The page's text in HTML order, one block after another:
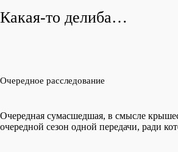
Какая-то делиба…
Очередное расследование
Очередная сумасшедшая, в смысле
очередной сезон одной передачи, ради